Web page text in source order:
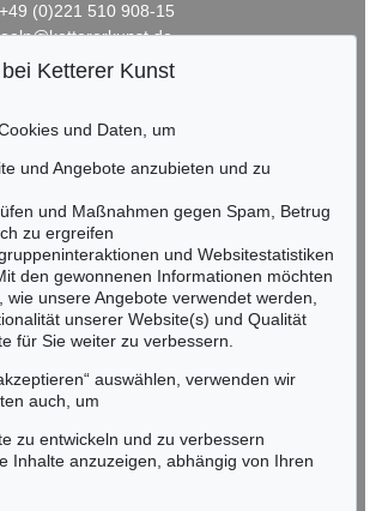
(0)221 510 908-15
HESSEN
Miriam Heß
(0)62 21 58 80-038
(0)62 21 58 80-595
Nico Kassel, M.A.
+49 (0)171 8618661
mehr verpassen!
Ketterer Kunst
und Daten, um
und Angebote anzubieten und zu
und Maßnahmen gegen Spam, Betrug
zu ergreifen
und Websitestatistiken
den gewonnenen Informationen möchten
wie unsere Angebote verwendet werden,
unserer Website(s) und Qualität
für Sie weiter zu verbessern.
auswählen, verwenden wir
auch, um
zu entwickeln und zu verbessern
Inhalte anzuzeigen, abhängig von Ihren